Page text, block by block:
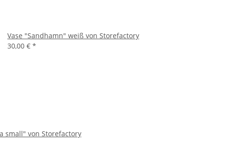
Vase "Sandhamn" weiß von Storefactory
30,00 € *